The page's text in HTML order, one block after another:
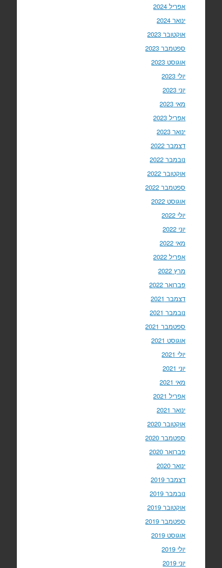
אפריל 2024
ינואר 2024
אוקטובר 2023
ספטמבר 2023
אוגוסט 2023
יולי 2023
יוני 2023
מאי 2023
אפריל 2023
ינואר 2023
דצמבר 2022
נובמבר 2022
אוקטובר 2022
ספטמבר 2022
אוגוסט 2022
יולי 2022
יוני 2022
מאי 2022
אפריל 2022
מרץ 2022
פברואר 2022
דצמבר 2021
נובמבר 2021
ספטמבר 2021
אוגוסט 2021
יולי 2021
יוני 2021
מאי 2021
אפריל 2021
ינואר 2021
אוקטובר 2020
ספטמבר 2020
פברואר 2020
ינואר 2020
דצמבר 2019
נובמבר 2019
אוקטובר 2019
ספטמבר 2019
אוגוסט 2019
יולי 2019
יוני 2019